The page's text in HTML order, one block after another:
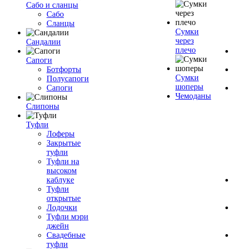
Сабо и сланцы
Сабо
Сланцы
Сандалии
Сапоги
Ботфорты
Полусапоги
Сапоги
Слипоны
Туфли
Лоферы
Закрытые
туфли
Туфли на
высоком
каблуке
Туфли
открытые
Лодочки
Туфли мэри
джейн
Свадебные
туфли
Сумки
через
плечо
Сумки
шоперы
Чемоданы